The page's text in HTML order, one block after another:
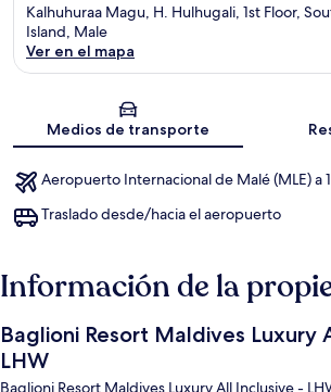
Kalhuhuraa Magu, H. Hulhugali, 1st Floor,
Island, Male
Ver en el mapa
Medios de transporte
Aeropuerto Internacional de Malé (MLE) a
Traslado desde/hacia el aeropuerto
Información de la
Baglioni Resort Maldives Luxury
LHW
Baglioni Resort Maldives Luxury All Inclusive -